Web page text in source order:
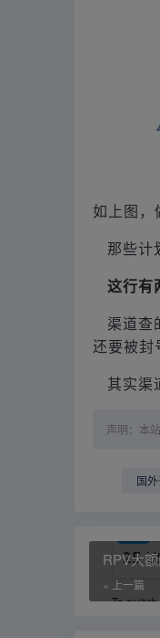
如上图，
那些计
这行有
渠道查
还要被封
其实渠
声明：本
国
RPV大
« 上一篇